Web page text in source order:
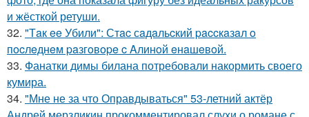
и жёсткой ретуши.
32. "Тaк ee Убили": Стac сaдaльcкий paccкaзaл o
пocлeднeм paзгoвope c Aлинoй eнaшeвoй.
33. Фанатки димы билана потребовали накормить своего
кумира.
34. "Мне не за что Оправдываться" 53-летний актёр